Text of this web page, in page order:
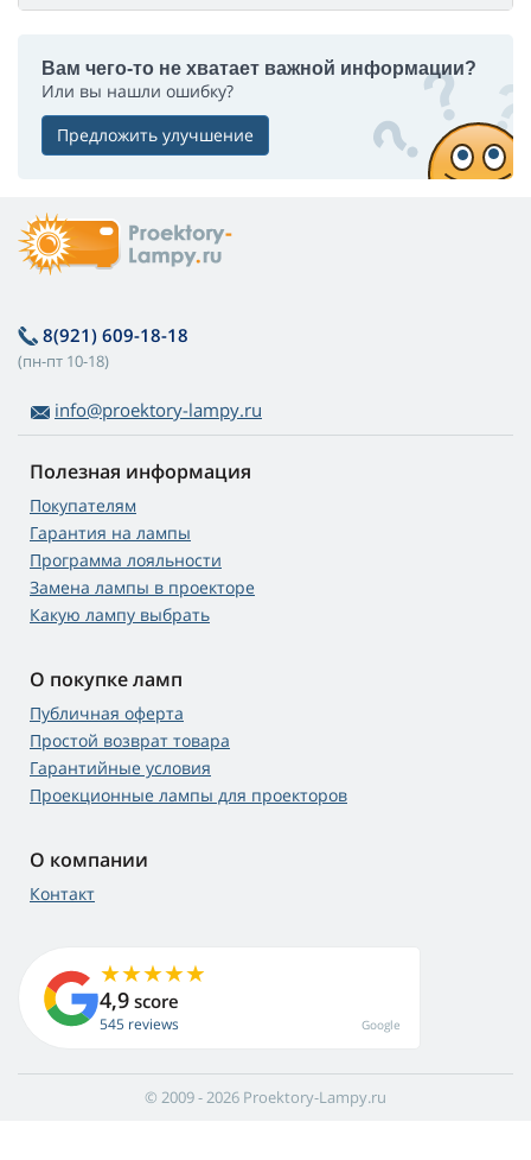
Вам чего-то не хватает важной информации?
Или вы нашли ошибку?
Предложить улучшение
8(921) 609-18-18
(пн-пт 10-18)
info@proektory-lampy.ru
Полезная информация
Покупателям
Гарантия на лампы
Программа лояльности
Замена лампы в проекторе
Какую лампу выбрать
О покупке ламп
Публичная оферта
Простой возврат товара
Гарантийные условия
Проекционные лампы для проекторов
О компании
Контакт
4,9 score
545 reviews Google
© 2009 - 2026 Proektory-Lampy.ru